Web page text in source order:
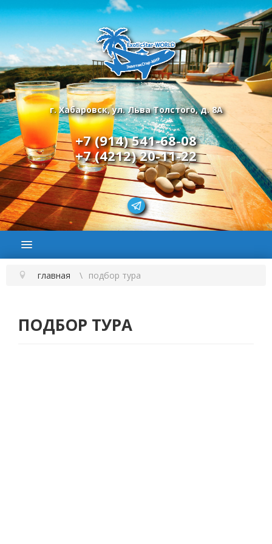
г. Хабаровск, ул. Льва Толстого, д. 8А
+7 (914) 541-68-08
+7 (4212) 20-11-22
главная подбор тура
ПОДБОР ТУРА